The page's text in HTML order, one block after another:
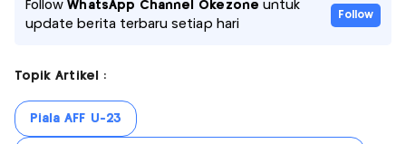
FollowWhatsApp Channel Okezone untuk
update berita terbaru setiap hari
Follow
Topik Artikel :
Piala AFF U-23